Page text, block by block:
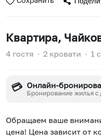
Квартира,
4 гостя ∙ 2 кровати ∙ 1
💳 Онлайн-
Бронирование жилья с
Обращаем ваше
цена! Цена зависит от